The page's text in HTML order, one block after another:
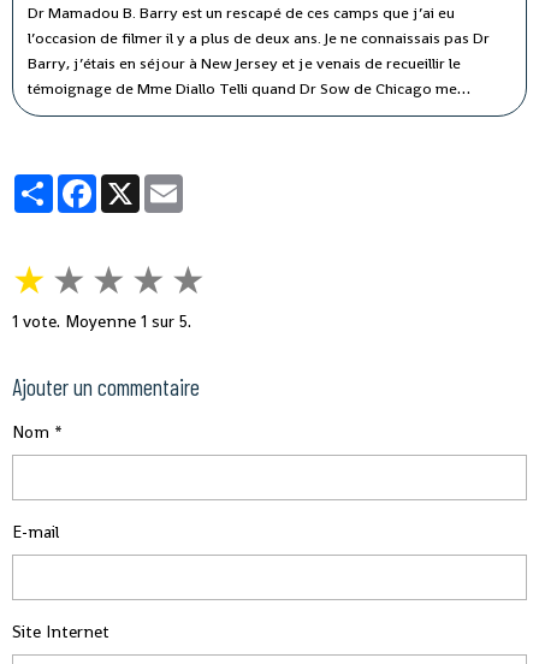
Dr Mamadou B. Barry est un rescapé de ces camps que j’ai eu
l’occasion de filmer il y a plus de deux ans. Je ne connaissais pas Dr
Barry, j’étais en séjour à New Jersey et je venais de recueillir le
témoignage de Mme Diallo Telli quand Dr Sow de Chicago me
demanda si j’avais écouté l’émission radio du grand journaliste Paps
PartagerFacebook
X
★ ★ ★ ★ ★
1 vote. Moyenne 1 sur 5.
Ajouter un commentaire
Nom
E-mail
Site Internet